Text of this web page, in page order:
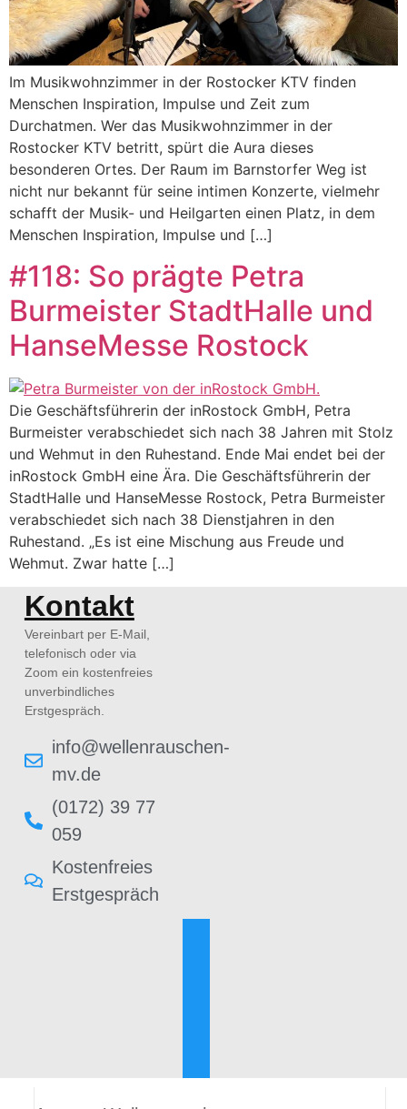
Im Musikwohnzimmer in der Rostocker KTV finden
Menschen Inspiration, Impulse und Zeit zum
Durchatmen. Wer das Musikwohnzimmer in der
Rostocker KTV betritt, spürt die Aura dieses
besonderen Ortes. Der Raum im Barnstorfer Weg ist
nicht nur bekannt für seine intimen Konzerte, vielmehr
schafft der Musik- und Heilgarten einen Platz, in dem
Menschen Inspiration, Impulse und […]
#118: So prägte Petra
Burmeister StadtHalle und
HanseMesse Rostock
Die Geschäftsführerin der inRostock GmbH, Petra
Burmeister verabschiedet sich nach 38 Jahren mit Stolz
und Wehmut in den Ruhestand. Ende Mai endet bei der
inRostock GmbH eine Ära. Die Geschäftsführerin der
StadtHalle und HanseMesse Rostock, Petra Burmeister
verabschiedet sich nach 38 Dienstjahren in den
Ruhestand. „Es ist eine Mischung aus Freude und
Wehmut. Zwar hatte […]
Kontakt
Vereinbart per E-Mail,
telefonisch oder via
Zoom ein kostenfreies
unverbindliches
Erstgespräch.
info@wellenrauschen-
mv.de
(0172) 39 77
059
Kostenfreies
Erstgespräch